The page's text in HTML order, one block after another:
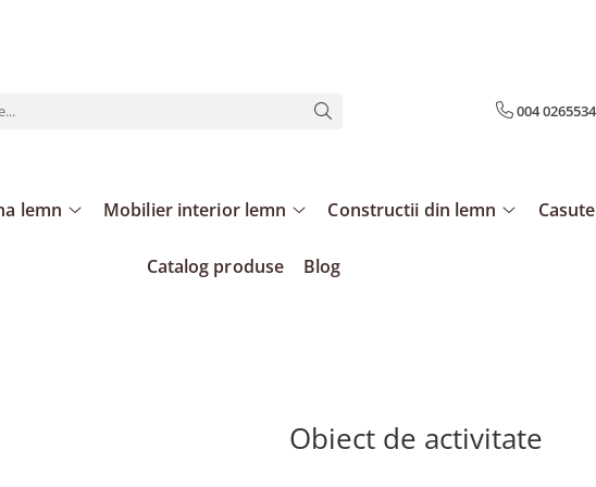
004
lemn Mobilier interior lemn Constructii din lemn
Catalog produse Blog
Obiect de activitate